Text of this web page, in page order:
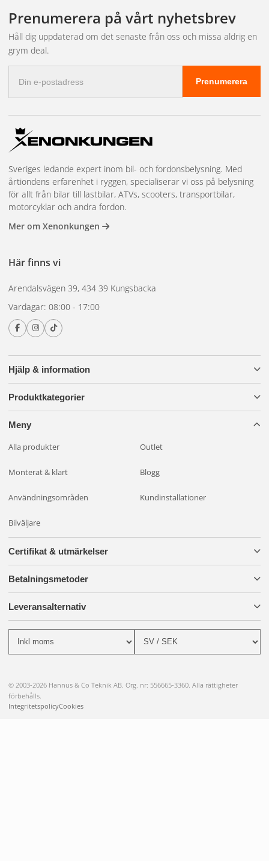
söka läkarvård
Förvaras oåtkomligt för barn
avfallshanteringsanläggning
Prenumerera på vårt nyhetsbrev
Håll dig uppdaterad om det senaste från oss och missa aldrig en
grym deal.
postadress
Prenumerera
Hjälp & information
Produktkategorier
Meny
Alla produkter Outlet
Monterat & klart Blogg
Användningsområden Kundinstallationer
Bilväljare
Sveriges ledande expert inom bil- och fordonsbelysning. Med
årtiondens erfarenhet i ryggen, specialiserar vi oss på belysning
för allt från bilar till lastbilar, ATVs, scooters, transportbilar,
motorcyklar och andra fordon.
Mer om Xenonkungen
Här finns vi
Arendalsvägen 39, 434 39 Kungsbacka
Vardagar: 08:00 - 17:00
Certifikat & utmärkelser
Betalningsmetoder
Leveransalternativ
© 2003-2026 Hannus & Co Teknik AB. Org. nr: 556665-3360. Alla rättigheter
förbehålls.
IntegritetspolicyCookies